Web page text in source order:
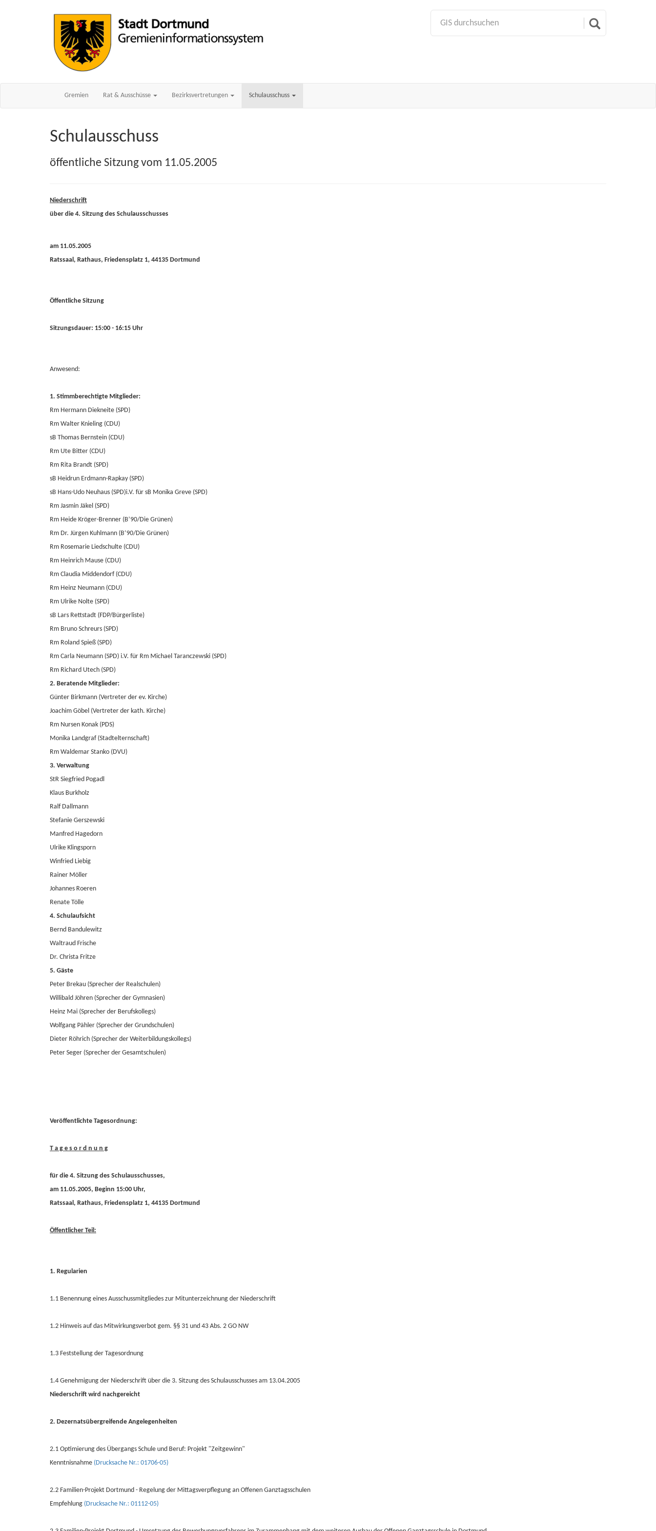
Gremien Rat & Ausschüsse Bezirksvertretungen Schulausschuss
Schulausschuss
öffentliche Sitzung vom 11.05.2005
Niederschrift
über die 4. Sitzung des Schulausschusses
am 11.05.2005
Ratssaal, Rathaus, Friedensplatz 1, 44135 Dortmund
Öffentliche Sitzung
Sitzungsdauer: 15:00 - 16:15 Uhr
Anwesend:
1. Stimmberechtigte Mitglieder:
Rm Hermann Diekneite (SPD)
Rm Walter Knieling (CDU)
sB Thomas Bernstein (CDU)
Rm Ute Bitter (CDU)
Rm Rita Brandt (SPD)
sB Heidrun Erdmann-Rapkay (SPD)
sB Hans-Udo Neuhaus (SPD)i.V. für sB Monika Greve (SPD)
Rm Jasmin Jäkel (SPD)
Rm Heide Kröger-Brenner (B’90/Die Grünen)
Rm Dr. Jürgen Kuhlmann (B’90/Die Grünen)
Rm Rosemarie Liedschulte (CDU)
Rm Heinrich Mause (CDU)
Rm Claudia Middendorf (CDU)
Rm Heinz Neumann (CDU)
Rm Ulrike Nolte (SPD)
sB Lars Rettstadt (FDP/Bürgerliste)
Rm Bruno Schreurs (SPD)
Rm Roland Spieß (SPD)
Rm Carla Neumann (SPD) i.V. für Rm Michael Taranczewski (SPD)
Rm Richard Utech (SPD)
2. Beratende Mitglieder:
Günter Birkmann (Vertreter der ev. Kirche)
Joachim Göbel (Vertreter der kath. Kirche)
Rm Nursen Konak (PDS)
Monika Landgraf (Stadtelternschaft)
Rm Waldemar Stanko (DVU)
3. Verwaltung
StR Siegfried Pogadl
Klaus Burkholz
Ralf Dallmann
Stefanie Gerszewski
Manfred Hagedorn
Ulrike Klingsporn
Winfried Liebig
Rainer Möller
Johannes Roeren
Renate Tölle
4. Schulaufsicht
Bernd Bandulewitz
Waltraud Frische
Dr. Christa Fritze
5. Gäste
Peter Brekau (Sprecher der Realschulen)
Willibald Jöhren (Sprecher der Gymnasien)
Heinz Mai (Sprecher der Berufskollegs)
Wolfgang Pähler (Sprecher der Grundschulen)
Dieter Röhrich (Sprecher der Weiterbildungskollegs)
Peter Seger (Sprecher der Gesamtschulen)
Veröffentlichte Tagesordnung:
T a g e s o r d n u n g
für die 4. Sitzung des Schulausschusses,
am 11.05.2005, Beginn 15:00 Uhr,
Ratssaal, Rathaus, Friedensplatz 1, 44135 Dortmund
Öffentlicher Teil:
1. Regularien
1.1 Benennung eines Ausschussmitgliedes zur Mitunterzeichnung der Niederschrift
1.2 Hinweis auf das Mitwirkungsverbot gem. §§ 31 und 43 Abs. 2 GO NW
1.3 Feststellung der Tagesordnung
1.4 Genehmigung der Niederschrift über die 3. Sitzung des Schulausschusses am 13.04.2005
Niederschrift wird nachgereicht
2. Dezernatsübergreifende Angelegenheiten
2.1 Optimierung des Übergangs Schule und Beruf: Projekt "Zeitgewinn"
Kenntnisnahme (Drucksache Nr.: 01706-05)
2.2 Familien-Projekt Dortmund - Regelung der Mittagsverpflegung an Offenen Ganztagsschulen
Empfehlung (Drucksache Nr.: 01112-05)